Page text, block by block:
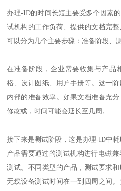
办理-ID的时间长短主要受多个因素
试机构的工作负荷、提供的文档完
可以分为几个主要步骤：准备阶段、
在准备阶段，企业需要收集与产品
格、设计图纸、用户手册等。这一
内部的准备效率。如果文档准备充
修改或，时间可能会延长至几周。
接下来是测试阶段，这是办理-ID中耗
产品需要通过的测试机构进行电磁
测试。不同类型的产品，测试要求
无线设备测试时间在一到四周之间